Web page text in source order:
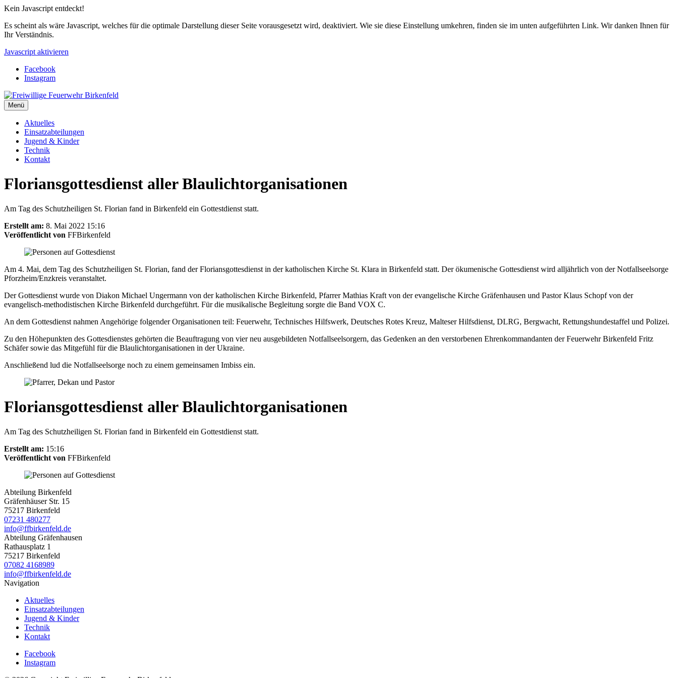
Kein Javascript entdeckt!
Es scheint als wäre Javascript, welches für die optimale Darstellung dieser Seite vorausgesetzt wird, deaktiviert. Wie sie diese Einstellung umkehren, finden sie im unten aufgeführten Link. Wir danken Ihnen für
Ihr Verständnis.
Javascript aktivieren
Facebook
Instagram
Menü
Aktuelles
Einsatzabteilungen
Jugend & Kinder
Technik
Kontakt
Floriansgottesdienst aller Blaulichtorganisationen
Am Tag des Schutzheiligen St. Florian fand in Birkenfeld ein Gottestdienst statt.
Erstellt am: 8. Mai 2022 15:16
Veröffentlicht von FFBirkenfeld
Am 4. Mai, dem Tag des Schutzheiligen St. Florian, fand der Floriansgottesdienst in der katholischen Kirche St. Klara in Birkenfeld statt. Der ökumenische Gottesdienst wird alljährlich von der Notfallseelsorge
Pforzheim/Enzkreis veranstaltet.
Der Gottesdienst wurde von Diakon Michael Ungermann von der katholischen Kirche Birkenfeld, Pfarrer Mathias Kraft von der evangelische Kirche Gräfenhausen und Pastor Klaus Schopf von der
evangelisch-methodistischen Kirche Birkenfeld durchgeführt. Für die musikalische Begleitung sorgte die Band VOX C.
An dem Gottesdienst nahmen Angehörige folgender Organisationen teil: Feuerwehr, Technisches Hilfswerk, Deutsches Rotes Kreuz, Malteser Hilfsdienst, DLRG, Bergwacht, Rettungshundestaffel und Polizei.
Zu den Höhepunkten des Gottesdienstes gehörten die Beauftragung von vier neu ausgebildeten Notfallseelsorgern, das Gedenken an den verstorbenen Ehrenkommandanten der Feuerwehr Birkenfeld Fritz
Schäfer sowie das Mitgefühl für die Blaulichtorganisationen in der Ukraine.
Anschließend lud die Notfallseelsorge noch zu einem gemeinsamen Imbiss ein.
Floriansgottesdienst aller Blaulichtorganisationen
Am Tag des Schutzheiligen St. Florian fand in Birkenfeld ein Gottestdienst statt.
Erstellt am: 15:16
Veröffentlicht von FFBirkenfeld
Abteilung Birkenfeld
Gräfenhäuser Str. 15
75217 Birkenfeld
07231 480277
info@ffbirkenfeld.de
Abteilung Gräfenhausen
Rathausplatz 1
75217 Birkenfeld
07082 4168989
info@ffbirkenfeld.de
Navigation
Aktuelles
Einsatzabteilungen
Jugend & Kinder
Technik
Kontakt
Facebook
Instagram